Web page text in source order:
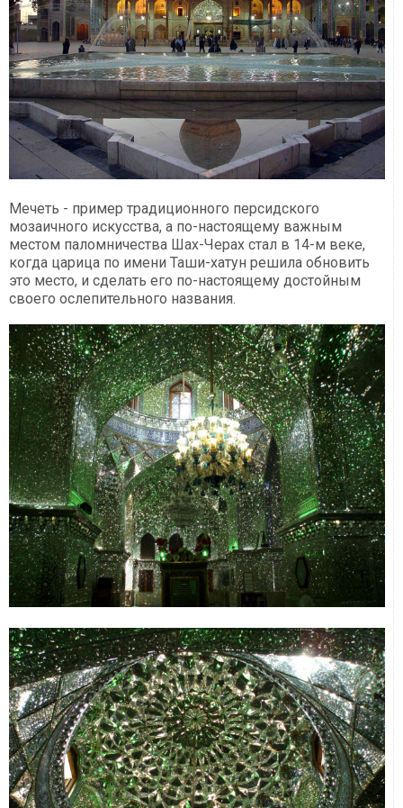
Мечеть - пример традиционного персидского
мозаичного искусства, а по-настоящему важным
местом паломничества Шах-Черах стал в 14-м веке,
когда царица по имени Таши-хатун решила обновить
это место, и сделать его по-настоящему достойным
своего ослепительного названия.